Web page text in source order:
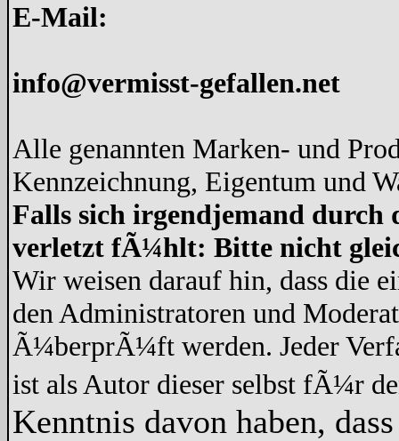
E-Mail:
info@vermisst-gefallen.net
Alle genannten Marken- und
Kennzeichnung, Eigentum und
Falls sich irgendjemand durch
verletzt fÃ¼hlt: Bitte nicht
Wir weisen darauf hin, dass die
den Administratoren und
Ã¼berprÃ¼ft werden. Jeder
ist als Autor dieser selbst fÃ¼r
Kenntnis davon haben,